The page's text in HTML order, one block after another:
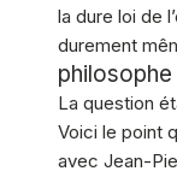
la dure loi de
durement
philosophe
La question
Voici le point
avec Jean-